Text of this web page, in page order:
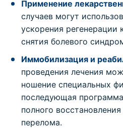
Применение
случаев могут
ускорения регенерации
снятия болевого
Иммобилизация и
проведения лечения
ношение специальных
последующая
полного
перелома.